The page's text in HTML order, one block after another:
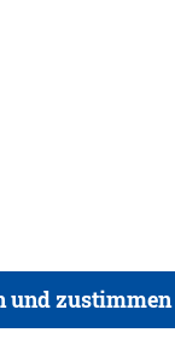
und zustimmen
hier